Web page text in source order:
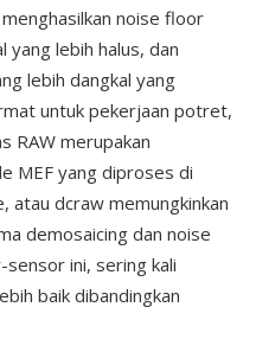
noise floor
yang lebih halus, dan
lebih dangkal yang
untuk pekerjaan potret,
RAW merupakan
MEF yang diproses di
atau dcraw memungkinkan
demosaicing dan noise
ini, sering kali
baik dibandingkan